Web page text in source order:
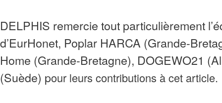
DELPHIS remercie tout particulièrement
d’EurHonet, Poplar HARCA (Grande-
Home (Grande-Bretagne), DOGEWO21
(Suède) pour leurs contributions à cet article.